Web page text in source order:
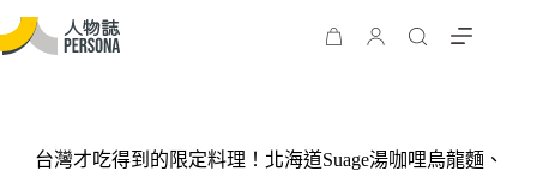
台灣才吃得到的限定料理！北海道Suage湯咖哩烏龍麵、